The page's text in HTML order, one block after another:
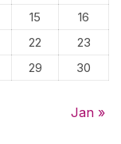
15
16
22
23
29 30
Jan »